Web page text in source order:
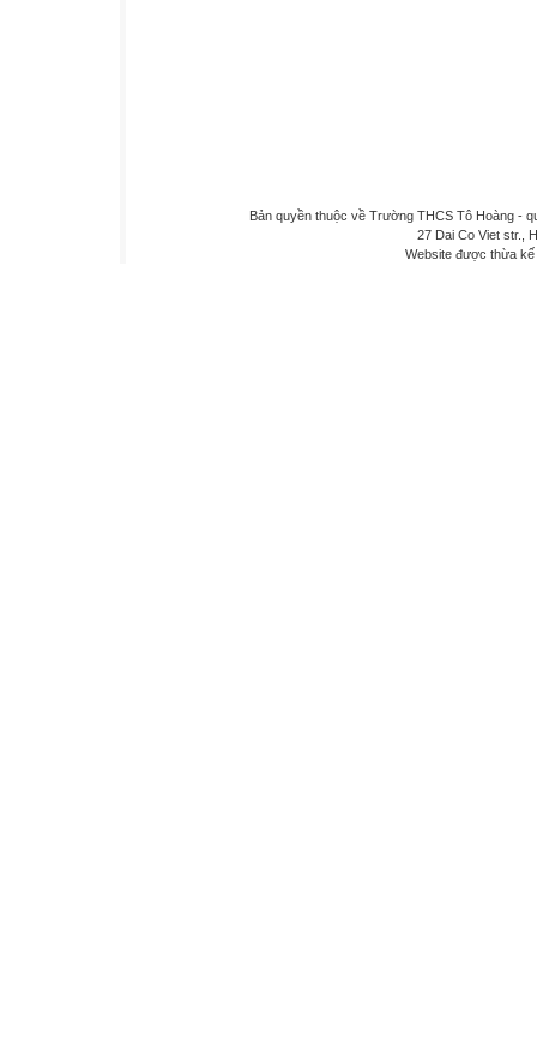
Bản quyền thuộc về Trường THCS Tô Hoàng -
27 Dai Co Viet str.,
Website được thừa